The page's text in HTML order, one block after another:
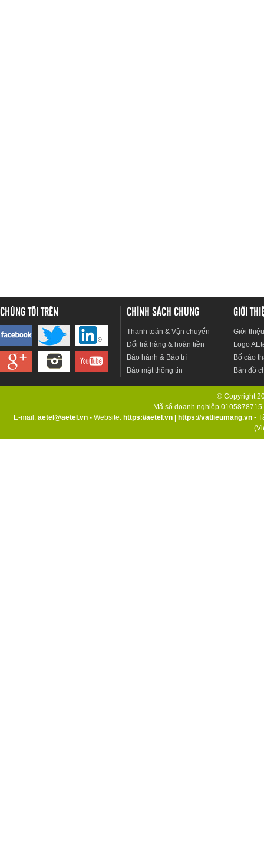
CHÚNG TÔI TRÊN CHÍNH SÁCH CHUNG
Thanh toán & Vận chuyển
Đổi trả hàng & hoàn tiền
Bảo hành & Bảo trì
Bảo mật thông tin
GIỚI
Giới
Logo
Bố cáo
Bản đồ
© Copyright
Mã số doanh nghiệp
E-mail: aetel@aetel.vn - Website: https://aetel.vn https://vatlieumang.vn -